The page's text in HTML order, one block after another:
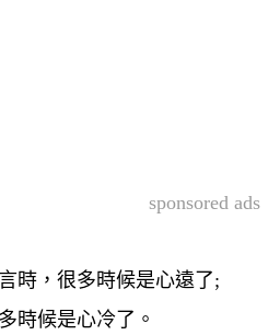
sponsored ads
時，很多時候是心遠了;
時候是心冷了。